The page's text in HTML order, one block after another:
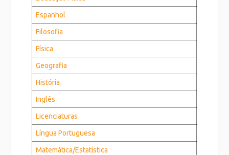
Espanhol
Filosofia
Física
Geografia
História
Inglês
Licenciaturas
Língua Portuguesa
Matemática/Estatística